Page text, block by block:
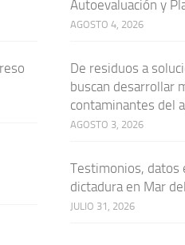
Autoevaluación y
AGOSTO 4, 2026
De residuos a
buscan desarrollar
contaminantes del
AGOSTO 3, 2026
Testimonios, datos
dictadura en Mar
JULIO 31, 2026